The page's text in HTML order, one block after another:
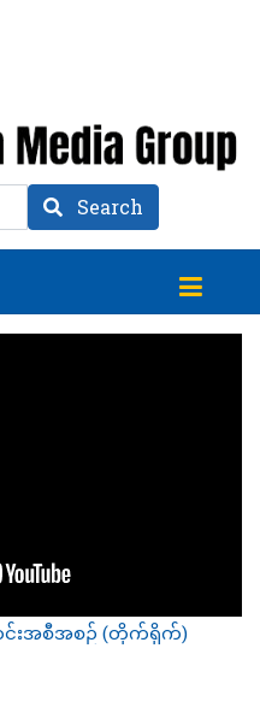
Search
တင်းအစီအစဉ် (တိုက်ရိုက်)